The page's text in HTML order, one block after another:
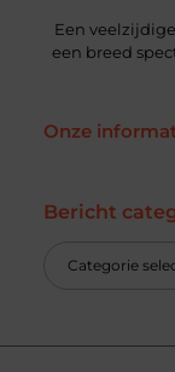
Een
een breed
Onze
Bericht